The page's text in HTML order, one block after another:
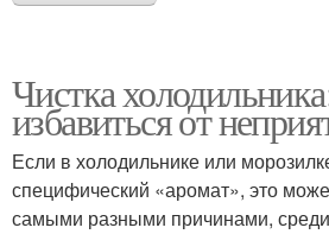
Чистка
избавиться от
Если в холодильнике или
специфический «аромат», это
самыми разными причинами,